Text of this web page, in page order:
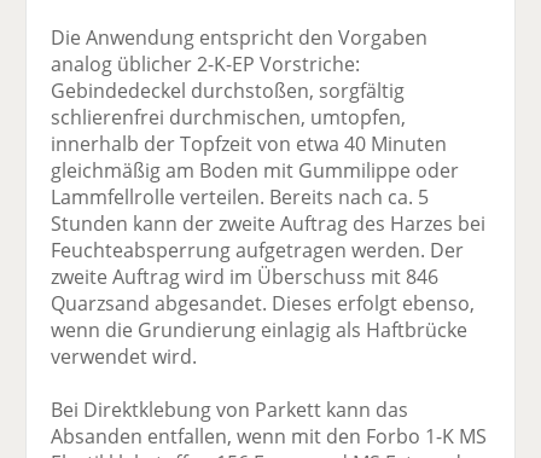
Die Anwendung entspricht den Vorgaben
analog üblicher 2-K-EP Vorstriche:
Gebindedeckel durchstoßen, sorgfältig
schlierenfrei durchmischen, umtopfen,
innerhalb der Topfzeit von etwa 40 Minuten
gleichmäßig am Boden mit Gummilippe oder
Lammfellrolle verteilen. Bereits nach ca. 5
Stunden kann der zweite Auftrag des Harzes bei
Feuchteabsperrung aufgetragen werden. Der
zweite Auftrag wird im Überschuss mit 846
Quarzsand abgesandet. Dieses erfolgt ebenso,
wenn die Grundierung einlagig als Haftbrücke
verwendet wird.
Bei Direktklebung von Parkett kann das
Absanden entfallen, wenn mit den Forbo 1-K MS